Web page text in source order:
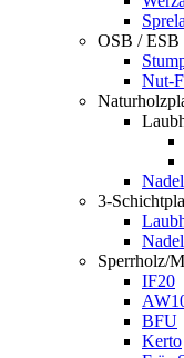
Sprela
OSB / ESB
Nut-
3-
Sperrholz/
IF20
BFU
Kerto